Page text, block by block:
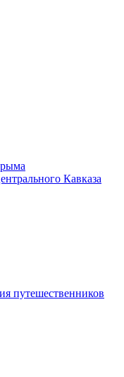
Кавказа
путешественников